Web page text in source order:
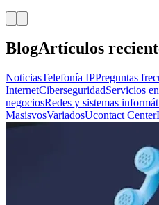
BlogArtículos
NoticiasTelefonía IPPreguntas
InternetCiberseguridadServicios
negociosRedes y sistemas
MasisvosVariadosUcontact Center